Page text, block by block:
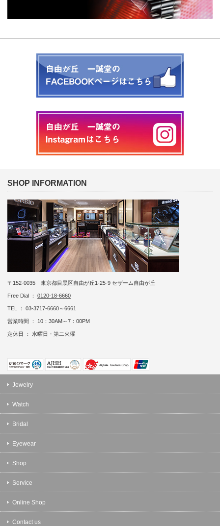
SHOP INFORMATION
〒152-0035 東京都目黒区自由が丘1-25-9 セザーム自由が丘
Free Dial ： 0120-18-6660
TEL ： 03-3717-6660～6661
営業時間 ： 10：30AM～7：00PM
定休日 ： 水曜日・第二火曜
Jewelry
Watch
Bridal
Eyewear
Shop
Service
Online Shop
Contact us